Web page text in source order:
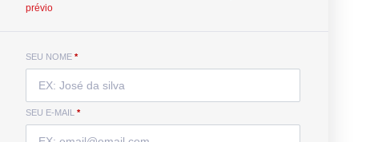
prévio
SEU NOME *
SEU E-MAIL *